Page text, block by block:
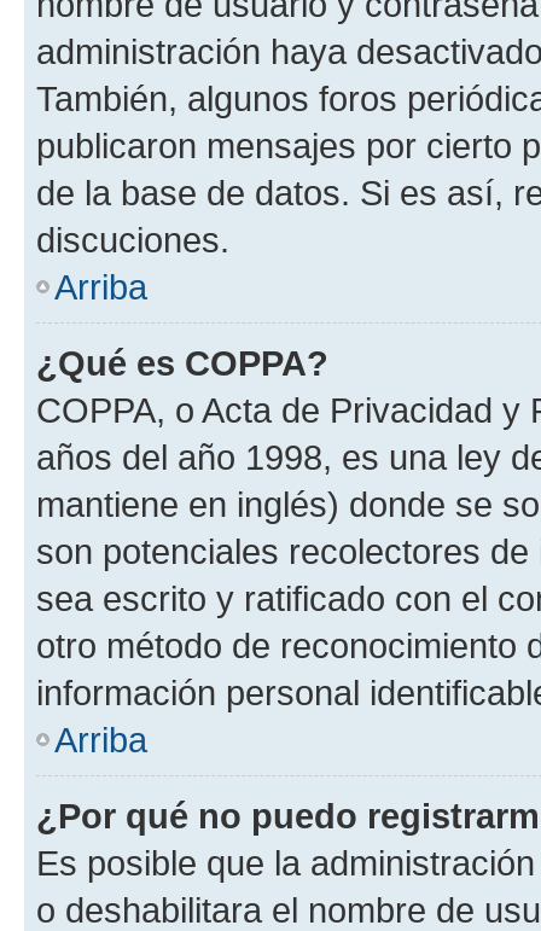
administración haya
También, algunos foros
publicaron mensajes por cierto
de la base de datos. Si es así,
discuciones.
Arriba
¿Qué es COPPA?
COPPA, o Acta de Privacidad
años del año 1998, es una ley
mantiene en inglés) donde se
son potenciales recolectores
sea escrito y ratificado con el
otro método de reconocimiento
información personal
Arriba
¿Por qué no puedo
Es posible que la
o deshabilitara el nombre de